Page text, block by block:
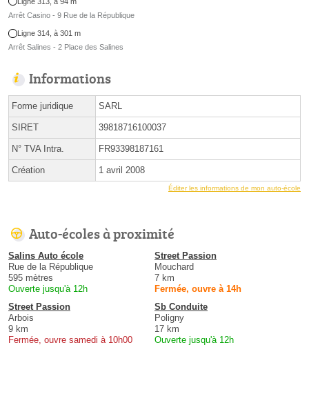
Arrêt Casino - 9 Rue de la République
Ligne 314, à 301 m
Arrêt Salines - 2 Place des Salines
Informations
Forme juridique SARL
SIRET 39818716100037
N° TVA Intra. FR93398187161
Création 1 avril 2008
Éditer les informations de mon auto-école
Auto-écoles à proximité
Salins Auto école
Rue de la République
595 mètres
Ouverte jusqu'à 12h
Street Passion
Mouchard
7 km
Fermée, ouvre à 14h
Street Passion
Arbois
9 km
Fermée, ouvre samedi à 10h00
Sb Conduite
Poligny
17 km
Ouverte jusqu'à 12h